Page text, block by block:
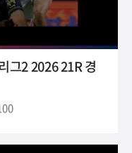
그2 2026 21R 경